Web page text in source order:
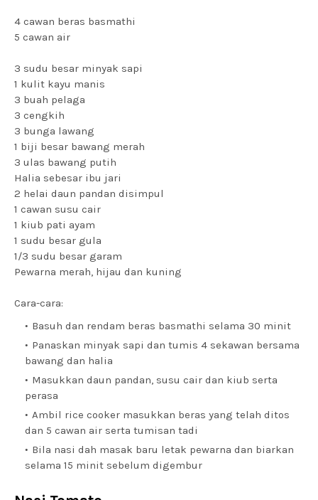
4 cawan beras basmathi
5 cawan air
3 sudu besar minyak sapi
1 kulit kayu manis
3 buah pelaga
3 cengkih
3 bunga lawang
1 biji besar bawang merah
3 ulas bawang putih
Halia sebesar ibu jari
2 helai daun pandan disimpul
1 cawan susu cair
1 kiub pati ayam
1 sudu besar gula
1/3 sudu besar garam
Pewarna merah, hijau dan kuning
Cara-cara:
Basuh dan rendam beras basmathi selama 30 minit
Panaskan minyak sapi dan tumis 4 sekawan bersama
bawang dan halia
Masukkan daun pandan, susu cair dan kiub serta
perasa
Ambil rice cooker masukkan beras yang telah ditos
dan 5 cawan air serta tumisan tadi
Bila nasi dah masak baru letak pewarna dan biarkan
selama 15 minit sebelum digembur